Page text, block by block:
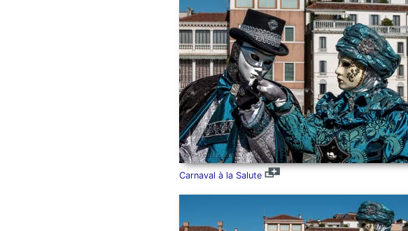
Carnaval à la Salute